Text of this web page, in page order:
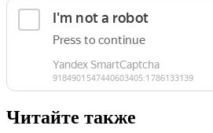
Читайте также